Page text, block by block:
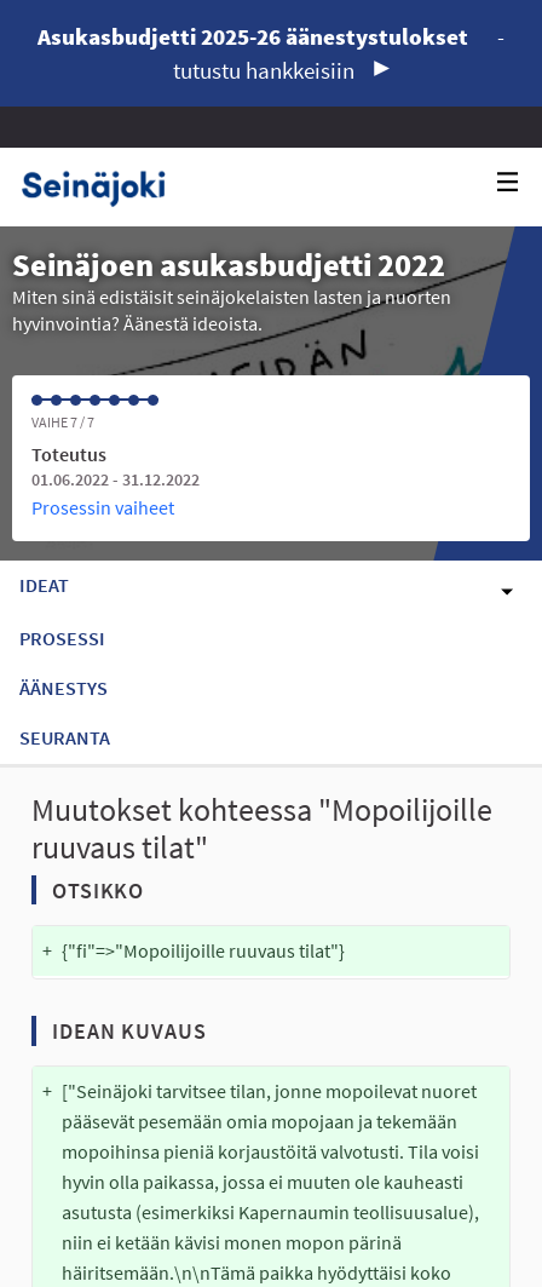
Asukasbudjetti 2025-26 äänestystulokset
-
tutustu hankkeisiin
Seinäjoen asukasbudjetti 2022
Miten sinä edistäisit seinäjokelaisten lasten ja nuorten
hyvinvointia? Äänestä ideoista.
VAIHE 7 / 7
Toteutus
01.06.2022 - 31.12.2022
Prosessin vaiheet
IDEAT
PROSESSI
ÄÄNESTYS
SEURANTA
Muutokset kohteessa "Mopoilijoille
ruuvaus tilat"
OTSIKKO
+ {"fi"=>"Mopoilijoille ruuvaus tilat"}
IDEAN KUVAUS
+ ["Seinäjoki tarvitsee tilan, jonne mopoilevat nuoret
pääsevät pesemään omia mopojaan ja tekemään
mopoihinsa pieniä korjaustöitä valvotusti. Tila voisi
hyvin olla paikassa, jossa ei muuten ole kauheasti
asutusta (esimerkiksi Kapernaumin teollisuusalue),
niin ei ketään kävisi monen mopon pärinä
häiritsemään.\n\nTämä paikka hyödyttäisi koko